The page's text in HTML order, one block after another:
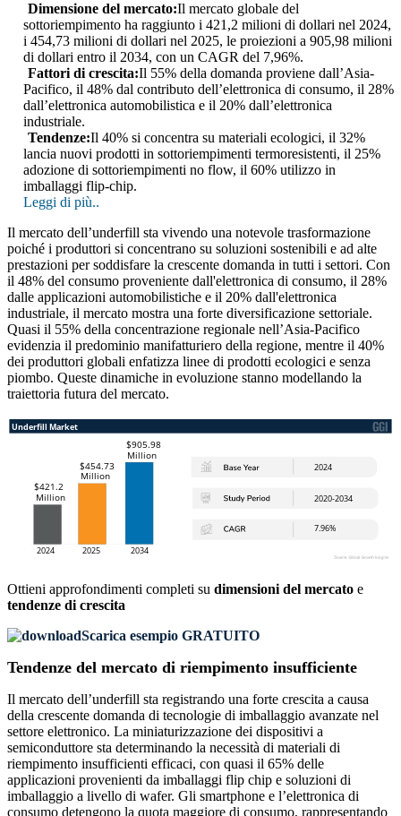
Dimensione del mercato:Il mercato globale del
sottoriempimento ha raggiunto i 421,2 milioni di dollari nel 2024,
i 454,73 milioni di dollari nel 2025, le proiezioni a 905,98 milioni
di dollari entro il 2034, con un CAGR del 7,96%.
Fattori di crescita:Il 55% della domanda proviene dall’Asia-
Pacifico, il 48% dal contributo dell’elettronica di consumo, il 28%
dall’elettronica automobilistica e il 20% dall’elettronica
industriale.
Tendenze:Il 40% si concentra su materiali ecologici, il 32%
lancia nuovi prodotti in sottoriempimenti termoresistenti, il 25%
adozione di sottoriempimenti no flow, il 60% utilizzo in
imballaggi flip-chip.
Leggi di più..
Il mercato dell’underfill sta vivendo una notevole trasformazione
poiché i produttori si concentrano su soluzioni sostenibili e ad alte
prestazioni per soddisfare la crescente domanda in tutti i settori. Con
il 48% del consumo proveniente dall'elettronica di consumo, il 28%
dalle applicazioni automobilistiche e il 20% dall'elettronica
industriale, il mercato mostra una forte diversificazione settoriale.
Quasi il 55% della concentrazione regionale nell’Asia-Pacifico
evidenzia il predominio manifatturiero della regione, mentre il 40%
dei produttori globali enfatizza linee di prodotti ecologici e senza
piombo. Queste dinamiche in evoluzione stanno modellando la
traiettoria futura del mercato.
Ottieni approfondimenti completi su dimensioni del mercato e
tendenze di crescita
Scarica esempio GRATUITO
Tendenze del mercato di riempimento insufficiente
Il mercato dell’underfill sta registrando una forte crescita a causa
della crescente domanda di tecnologie di imballaggio avanzate nel
settore elettronico. La miniaturizzazione dei dispositivi a
semiconduttore sta determinando la necessità di materiali di
riempimento insufficienti efficaci, con quasi il 65% delle
applicazioni provenienti da imballaggi flip chip e soluzioni di
imballaggio a livello di wafer. Gli smartphone e l’elettronica di
consumo detengono la quota maggiore di consumo, rappresentando